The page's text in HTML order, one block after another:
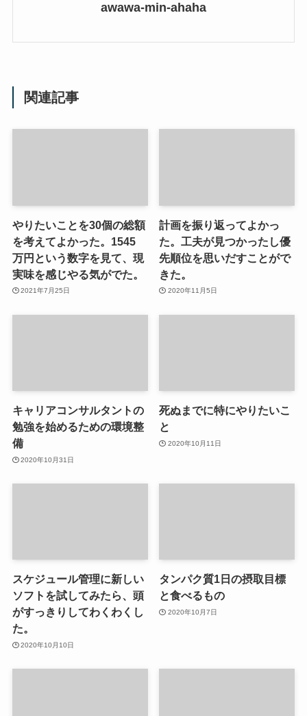
awawa-min-ahaha
関連記事
やりたいことを30個の総額
を考えてよかった。1545
万円という数字を見て、現
実味を感じやる気がでた。
2021年7月25日
計画を振り返ってよかっ
た。工夫が見つかったし優
先順位を思いだすことがで
きた。
2020年11月5日
キャリアコンサルタントの
勉強を始めるための環境整
備
2020年10月31日
死ぬまでに特にやりたいこ
と
2020年10月11日
スケジュール管理に新しい
ソフトを試してみたら、頭
がすっきりしてわくわくし
た。
2020年10月10日
タンパク質1日の摂取目標
と食べるもの
2020年10月7日